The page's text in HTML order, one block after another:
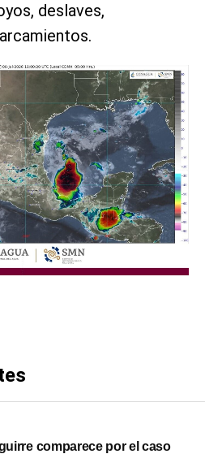
deslaves,
comparece por el caso